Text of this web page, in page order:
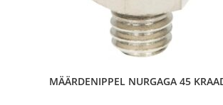
MÄÄRDENIPPEL NURGAGA 45